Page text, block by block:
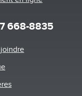
668-8835